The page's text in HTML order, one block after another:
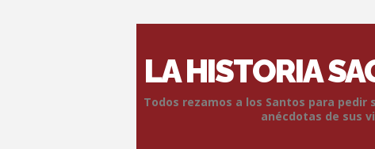
LA HISTORIA
Todos rezamos a los Santos para
anécdotas de sus